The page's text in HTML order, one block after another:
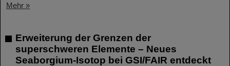
Mehr »
Erweiterung der Grenzen der
superschweren Elemente – Neues
Seaborgium-Isotop bei GSI/FAIR entdeckt